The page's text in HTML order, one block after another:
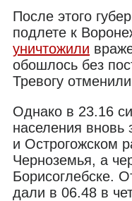
После этого
подлете к
уничтожили
обошлось без
Тревогу
Однако в 23.16
населения вновь
и Острогожском
Черноземья, а
Борисоглебске.
дали в 06.48 в